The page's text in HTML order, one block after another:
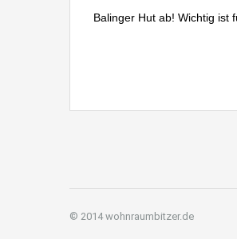
Balinger Hut ab! Wichtig ist
© 2014 wohnraumbitzer.de